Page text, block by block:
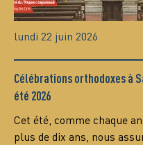
lundi 22 juin 2026
Célébrations orthodoxes à
été 2026
Cet été, comme chaque
plus de dix ans, nous